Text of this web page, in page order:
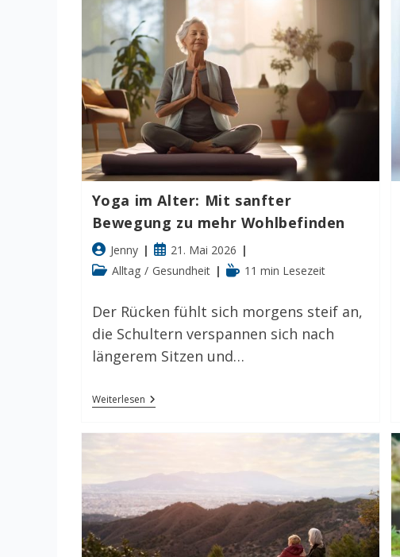
Yoga im Alter: Mit sanfter
Bewegung zu mehr Wohlbefinden
Beitrags-
Autor:
Jenny
Beitrag
veröffentlicht:
21. Mai 2026
Beitrags-
Alltag / Gesundheit Lesedauer:
11 min Lesezeit
Der Rücken fühlt sich morgens steif an,
die Schultern verspannen sich nach
längerem Sitzen und…
WeiterlesenYoga
Im
Mit
Zu
Wohlbefinden